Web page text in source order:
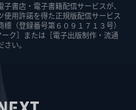
書店・電子書籍配信サービスが、
使用許諾を得た正規版配信サービス
（登録番号第６０９１７１３号）
ク］または［電子出版制作・流通
い。